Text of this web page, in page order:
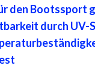
den Bootssport
durch UV-